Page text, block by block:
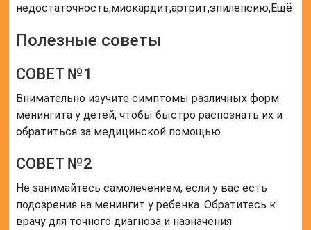
недостаточность,миокардит,артрит,эпилепсию,Ещё
Полезные советы
СОВЕТ №1
Внимательно изучите симптомы различных форм
менингита у детей, чтобы быстро распознать их и
обратиться за медицинской помощью.
СОВЕТ №2
Не занимайтесь самолечением, если у вас есть
подозрения на менингит у ребенка. Обратитесь к
врачу для точного диагноза и назначения